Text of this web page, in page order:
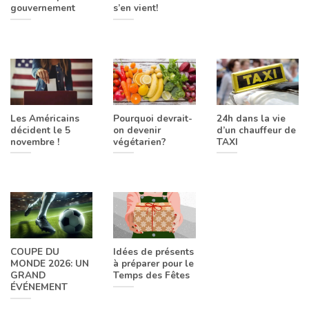
gouvernement
s’en vient!
Les Américains
décident le 5
novembre !
Pourquoi devrait-
on devenir
végétarien?
24h dans la vie
d’un chauffeur de
TAXI
COUPE DU
MONDE 2026: UN
GRAND
ÉVÉNEMENT
Idées de présents
à préparer pour le
Temps des Fêtes